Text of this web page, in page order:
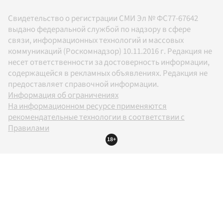
Свидетельство о регистрации СМИ Эл № ФС77-67642
выдано федеральной службой по надзору в сфере
связи, информационных технологий и массовых
коммуникаций (Роскомнадзор) 10.11.2016 г. Редакция не
несет ответственности за достоверность информации,
содержащейся в рекламных объявлениях. Редакция не
предоставляет справочной информации.
Информация об ограничениях
На информационном ресурсе применяются
рекомендательные технологии в соответствии с
Правилами
18+